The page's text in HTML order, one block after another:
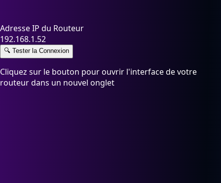
Adresse IP du Routeur
192.168.1.52
🔍 Tester la Connexion
Cliquez sur le bouton pour ouvrir l'interface de votre
routeur dans un nouvel onglet